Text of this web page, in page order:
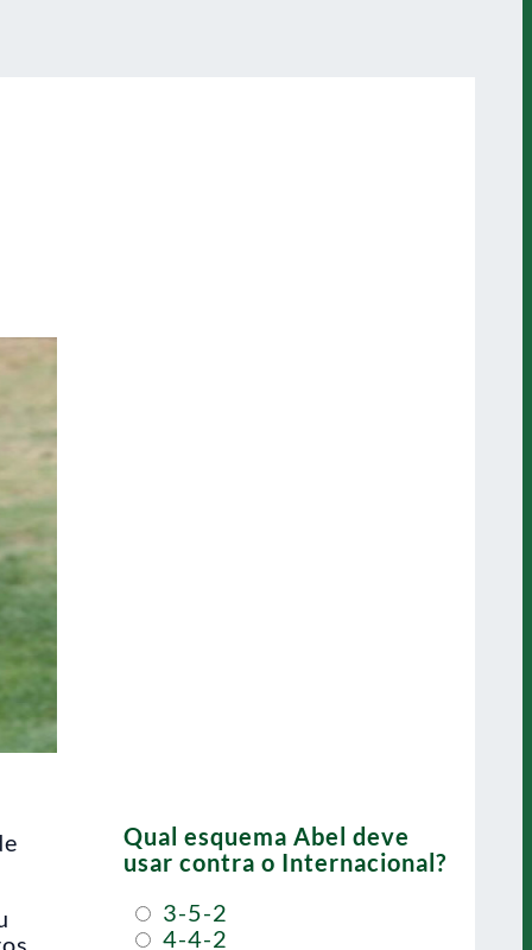
Qual esquema Abel deve
usar contra o Internacional?
3-5-2
4-4-2